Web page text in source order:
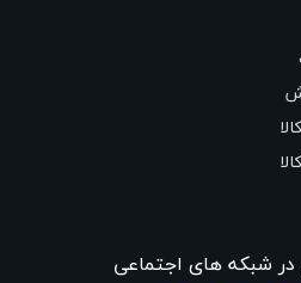
در شبکه های اجتماعی